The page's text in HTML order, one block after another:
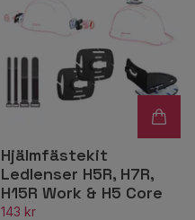
Hjälmfästekit
Ledlenser H5R, H7R,
H15R Work & H5 Core
143 kr